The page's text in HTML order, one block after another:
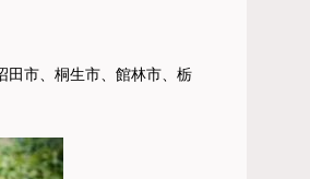
田市、桐生市、館林市、栃